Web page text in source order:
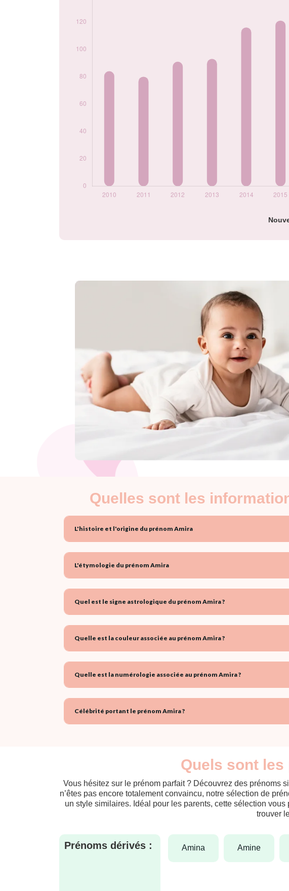
prénom Amira par
2021
2024
Quelles sont les
L'histoire et l'origine du prénom Amira
L'étymologie du prénom Amira
Quel est le signe astrologique du prénom Amira ?
Quelle est la couleur associée au prénom Amira ?
Quelle est la numérologie associée au prénom Amira ?
Célébrité portant le prénom Amira ?
Quels sont
Vous hésitez sur le prénom parfait ? Découvrez des
n’êtes pas encore totalement convaincu, notre sélection de
un style similaires. Idéal pour les parents, cette sélection
trouver
Prénoms dérivés : amina amine